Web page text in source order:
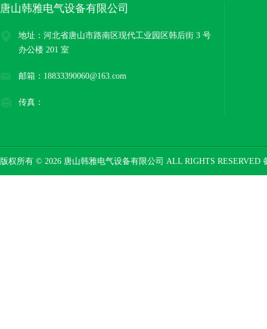
唐山韩雅电气设备有限公司
地址：河北省唐山市路南区现代工业园区韩后街 3 号
办公楼 201 室
邮箱：18833390060@163.com
传真：
版权所有 © 2026 唐山韩雅电气设备有限公司 ALL RIGHTS RESERVED